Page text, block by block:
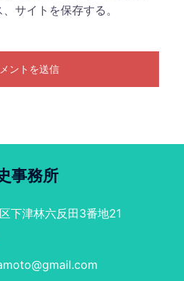
サイトを保存する。
事務所
下津林六反田3番地21